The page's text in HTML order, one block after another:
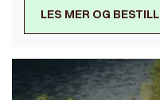
LES MER OG BESTILL